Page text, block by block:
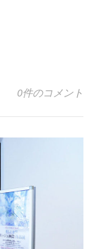
0件のコメント